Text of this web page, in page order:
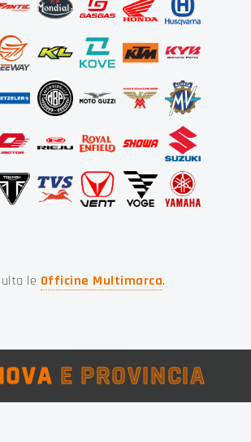
le Officine Multimarca.
E PROVINCIA